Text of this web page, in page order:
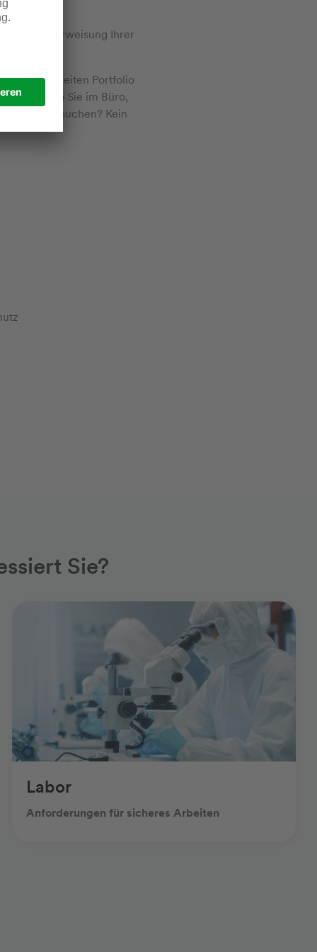
Unterweisung Ihrer
unserem breiten Portfolio
davon, ob Sie im Büro,
Sie suchen? Kein
Sie?
Labor
Anforderungen für sicheres Arbeiten